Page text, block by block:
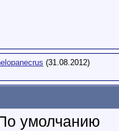
(31.08.2012)